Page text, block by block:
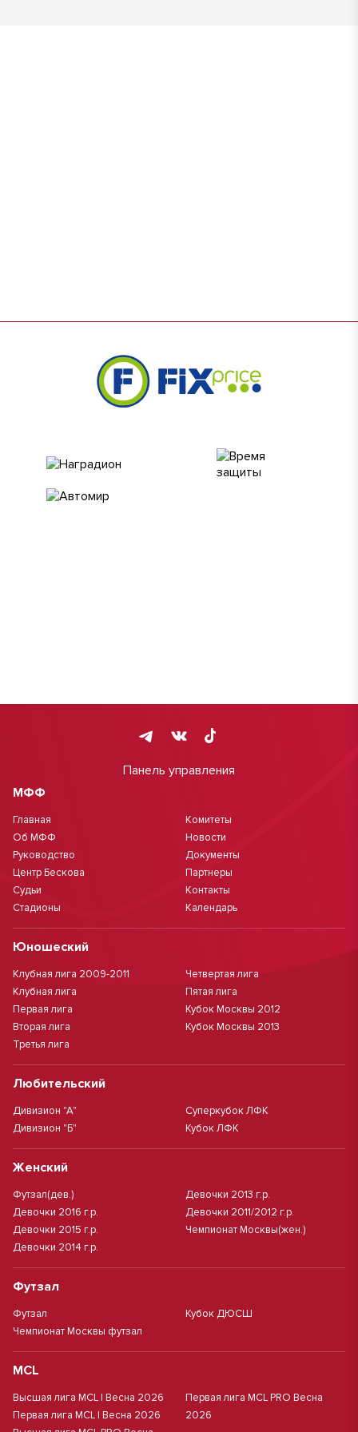
Панель управления
МФФ
Главная
Об МФФ
Руководство
Центр Бескова
Судьи
Стадионы
Комитеты
Новости
Документы
Партнеры
Контакты
Календарь
Юношеский
Клубная лига 2009-2011
Клубная лига
Первая лига
Вторая лига
Третья лига
Четвертая лига
Пятая лига
Кубок Москвы 2012
Кубок Москвы 2013
Любительский
Дивизион "А"
Дивизион "Б"
Суперкубок ЛФК
Кубок ЛФК
Женский
Футзал(дев.)
Девочки 2016 г.р.
Девочки 2015 г.р.
Девочки 2014 г.р.
Девочки 2013 г.р.
Девочки 2011/2012 г.р.
Чемпионат Москвы(жен.)
Футзал
Футзал
Чемпионат Москвы футзал
Кубок ДЮСШ
MCL
Высшая лига MCL | Весна 2026
Первая лига MCL | Весна 2026
Первая лига MCL PRO Весна
2026